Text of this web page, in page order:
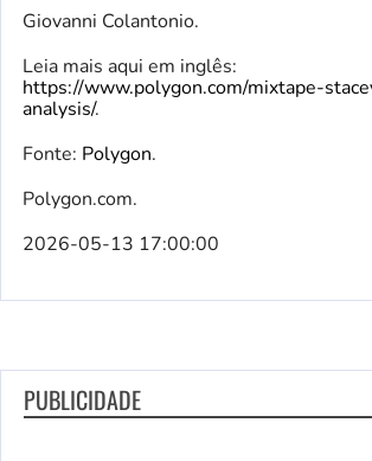
Giovanni Colantonio.
Leia mais aqui em inglês:
https://www.polygon.com/mixtape-
analysis/.
Fonte: Polygon.
Polygon.com.
2026-05-13 17:00:00
PUBLICIDADE